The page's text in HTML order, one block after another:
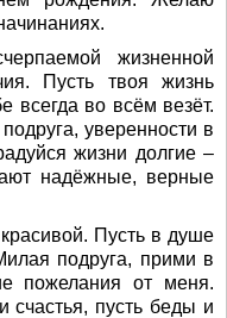
жизненной
Пусть твоя жизнь
всегда во всём везёт.
уверенности в
жизни долгие –
надёжные, верные
Пусть в душе
подруга, прими в
пожелания от меня.
счастья, пусть беды и